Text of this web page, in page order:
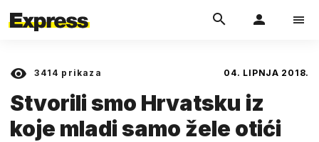
3414 prikaza 04. LIPNJA 2018.
Stvorili smo Hrvatsku iz
koje mladi samo žele otići